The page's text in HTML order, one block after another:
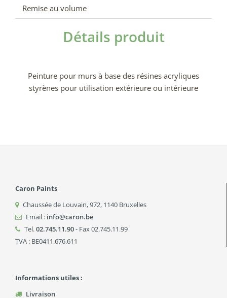
Remise au volume
Détails produit
Peinture pour murs à base des résines acryliques
styrènes pour utilisation extérieure ou intérieure
Caron Paints
Chaussée de Louvain, 972, 1140 Bruxelles
Email : info@caron.be
Tel.02.745.11.90- Fax 02.745.11.99
TVA : BE0411.676.611
Informations utiles :
Livraison